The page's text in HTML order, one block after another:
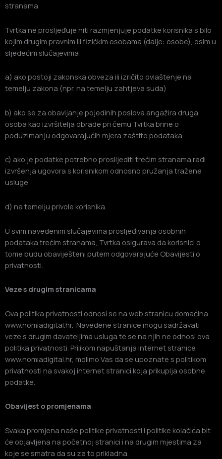
stranama
Tvrtka ne prosljeđuje niti razmjenjuje podatke korisnika s bilo
kojim drugim pravnim ili fizičkim osobama (dalje: osobe), osim u
sljedećim slučajevima:
a) ako postoji zakonska obveza ili izričito ovlaštenje na
temelju zakona (npr. na temelju zahtjeva suda)
b) ako se za obavljanje pojedinih poslova angažira druga
osoba kao izvršitelja obrade pri čemu Tvrtka brine o
poduzimanju odgovarajućih mjera zaštite podataka
c) ako je podatke potrebno proslijediti trećim stranama radi
izvršenja ugovora s korisnikom odnosno pružanja tražene
usluge
d) na temelju privole korisnika.
U svim navedenim slučajevima prosljeđivanja osobnih
podataka trećim stranama, Tvrtka osigurava da korisnici o
tome budu obaviješteni putem odgovarajuće Obavijesti o
privatnosti.
Veze s drugim stranicama
Ova politika privatnosti odnosi se na web stranicu domaćina
www.nomiadigital.hr. Navedene stranice mogu sadržavati
veze s drugim davateljima usluga te se na njih ne odnosi ova
politika privatnosti. Prilikom napuštanja internet stranice
www.nomiadigital.hr, molimo Vas da se upoznate s politikom
privatnosti na svakoj internet stranici koja prikuplja osobne
podatke.
Obavijest o promjenama
Svaka promjena naše politike privatnosti i politike kolačića bit
će objavljena na početnoj stranici i na drugim mjestima za
koje se smatra da su za to prikladna.